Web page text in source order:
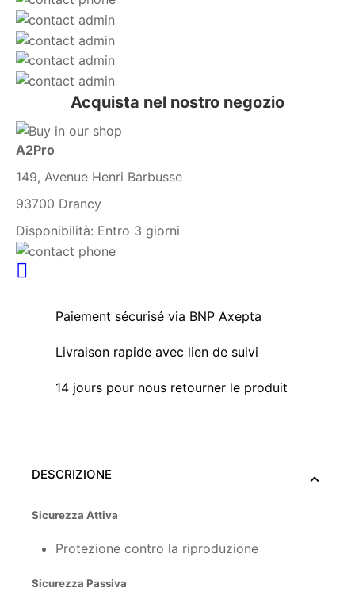
Acquista nel nostro negozio
A2Pro
149, Avenue Henri Barbusse
93700 Drancy
Disponibilità: Entro 3 giorni
Paiement sécurisé via BNP Axepta
Livraison rapide avec lien de suivi
14 jours pour nous retourner le produit
DESCRIZIONE
Sicurezza Attiva
Protezione contro la riproduzione
Sicurezza Passiva